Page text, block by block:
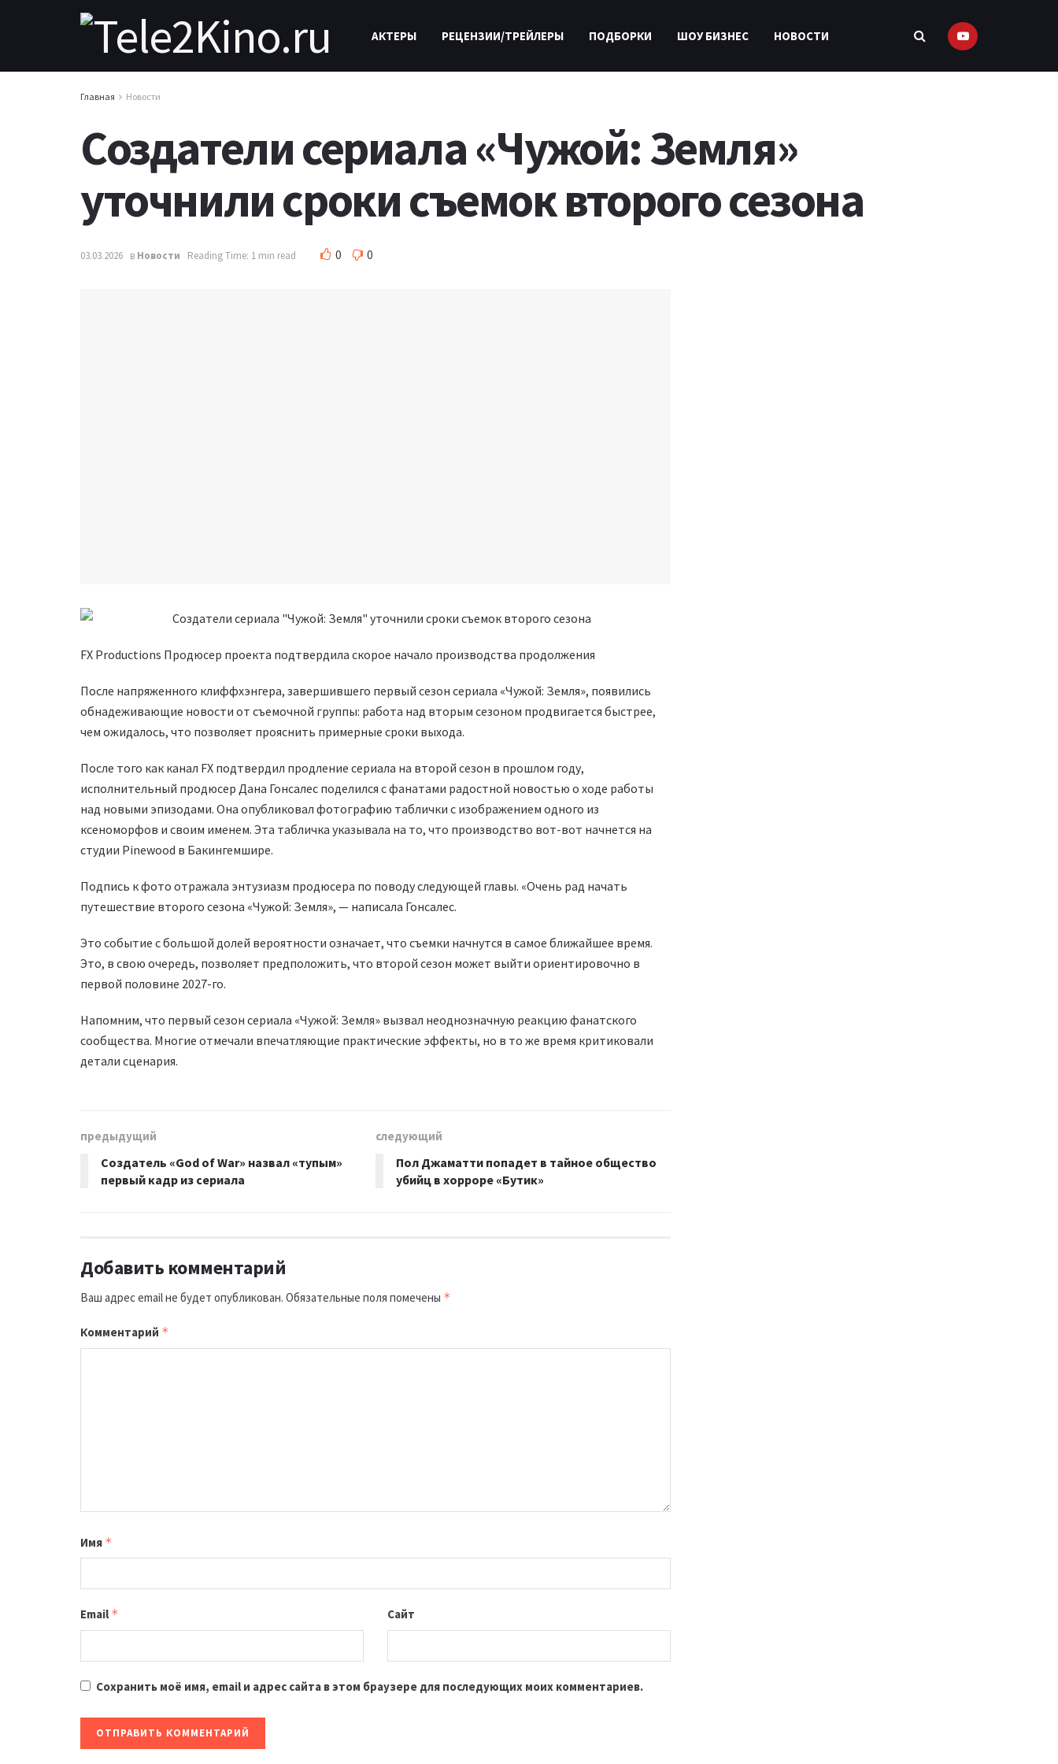
АКТЕРЫ РЕЦЕНЗИИ/ТРЕЙЛЕРЫ ПОДБОРКИ ШОУ БИЗНЕС НОВОСТИ
Главная Новости
Создатели сериала «Чужой: Земля»
уточнили сроки съемок второго сезона
03.03.2026 в Новости Reading Time: 1 min read 0 0
FX Productions Продюсер проекта подтвердила скорое начало производства продолжения
После напряженного клиффхэнгера, завершившего первый сезон сериала «Чужой: Земля», появились
обнадеживающие новости от съемочной группы: работа над вторым сезоном продвигается быстрее,
чем ожидалось, что позволяет прояснить примерные сроки выхода.
После того как канал FX подтвердил продление сериала на второй сезон в прошлом году,
исполнительный продюсер Дана Гонсалес поделился с фанатами радостной новостью о ходе работы
над новыми эпизодами. Она опубликовал фотографию таблички с изображением одного из
ксеноморфов и своим именем. Эта табличка указывала на то, что производство вот-вот начнется на
студии Pinewood в Бакингемшире.
Подпись к фото отражала энтузиазм продюсера по поводу следующей главы. «Очень рад начать
путешествие второго сезона «Чужой: Земля», — написала Гонсалес.
Это событие с большой долей вероятности означает, что съемки начнутся в самое ближайшее время.
Это, в свою очередь, позволяет предположить, что второй сезон может выйти ориентировочно в
первой половине 2027-го.
Напомним, что первый сезон сериала «Чужой: Земля» вызвал неоднозначную реакцию фанатского
сообщества. Многие отмечали впечатляющие практические эффекты, но в то же время критиковали
детали сценария.
предыдущий
Создатель «God of War» назвал «тупым»
первый кадр из сериала
следующий
Пол Джаматти попадет в тайное общество
убийц в хорроре «Бутик»
Добавить комментарий
Ваш адрес email не будет опубликован. Обязательные поля помечены *
Комментарий *
Имя *
Email * Сайт
Сохранить моё имя, email и адрес сайта в этом браузере для последующих моих комментариев.